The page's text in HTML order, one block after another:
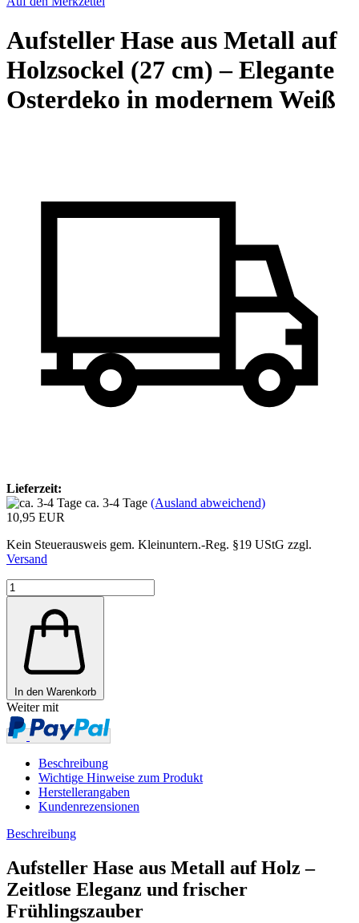
Aufsteller Hase aus Metall auf
Holzsockel (27 cm) – Elegante
Osterdeko in modernem Weiß
Lieferzeit:
ca. 3-4 Tage (Ausland abweichend)
10,95 EUR
Kein Steuerausweis gem. Kleinuntern.-Reg. §19 UStG zzgl.
Versand
In den Warenkorb
Weiter mit
Beschreibung
Wichtige Hinweise zum Produkt
Herstellerangaben
Kundenrezensionen
Beschreibung
Aufsteller Hase aus Metall auf Holz –
Zeitlose Eleganz und frischer
Frühlingszauber